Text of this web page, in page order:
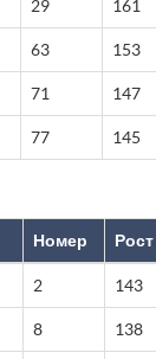
29 161
63 153
71 147
77 145
Номер Рост
2 143
8 138